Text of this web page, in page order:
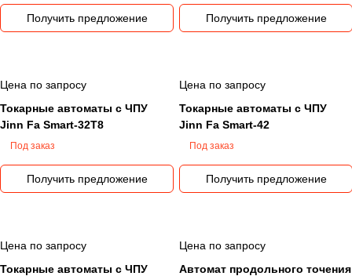
длительного времени. Сегодня JINN FA продолжает
поддерживать репутацию ведущего разработчика и
Получить предложение Получить предложение
Цена по запросу
Токарные автоматы с ЧПУ
Jinn Fa Smart-32T8
Под заказ
Получить предложение
Цена по запросу
Токарные автоматы с ЧПУ
Jinn Fa Smart-42
Под заказ
Получить предложение
Цена по запросу
Токарные автоматы с ЧПУ
Цена по запросу
Автомат продольного точения